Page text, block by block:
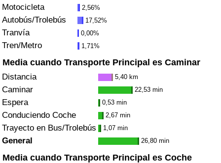
Motocicleta 2,56%
Autobús/Trolebús 17,52%
Tranvía 0,00%
Tren/Metro 1,71%
Media cuando Transporte Principal es Caminar
Distancia 5,40 km
Caminar 22,53 min
Espera 0,53 min
Conduciendo Coche 2,67 min
Trayecto en Bus/Trolebús 1,07 min
General 26,80 min
Media cuando Transporte Principal es Coche
Tráfico
Índice de Tráfico
Índice de Tráfico (Actual)
Índice de Tráfico por País